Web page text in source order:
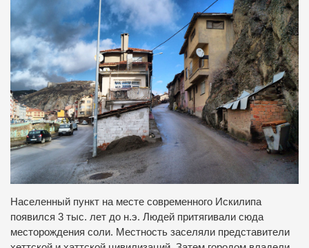
Населенный пункт на месте современного Искилипа
появился 3 тыс. лет до н.э. Людей притягивали сюда
месторождения соли. Местность заселяли представители